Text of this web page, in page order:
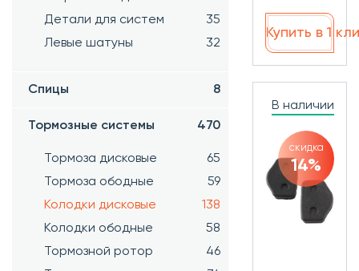
Детали для систем
35
Левые шатуны
32
Спицы 8
Тормозные системы 470
Тормоза дисковые
65
Тормоза ободные
59
Колодки дисковые
138
Колодки ободные
58
Тормозной ротор
46
Купить в 1
В наличии
скидка
14%